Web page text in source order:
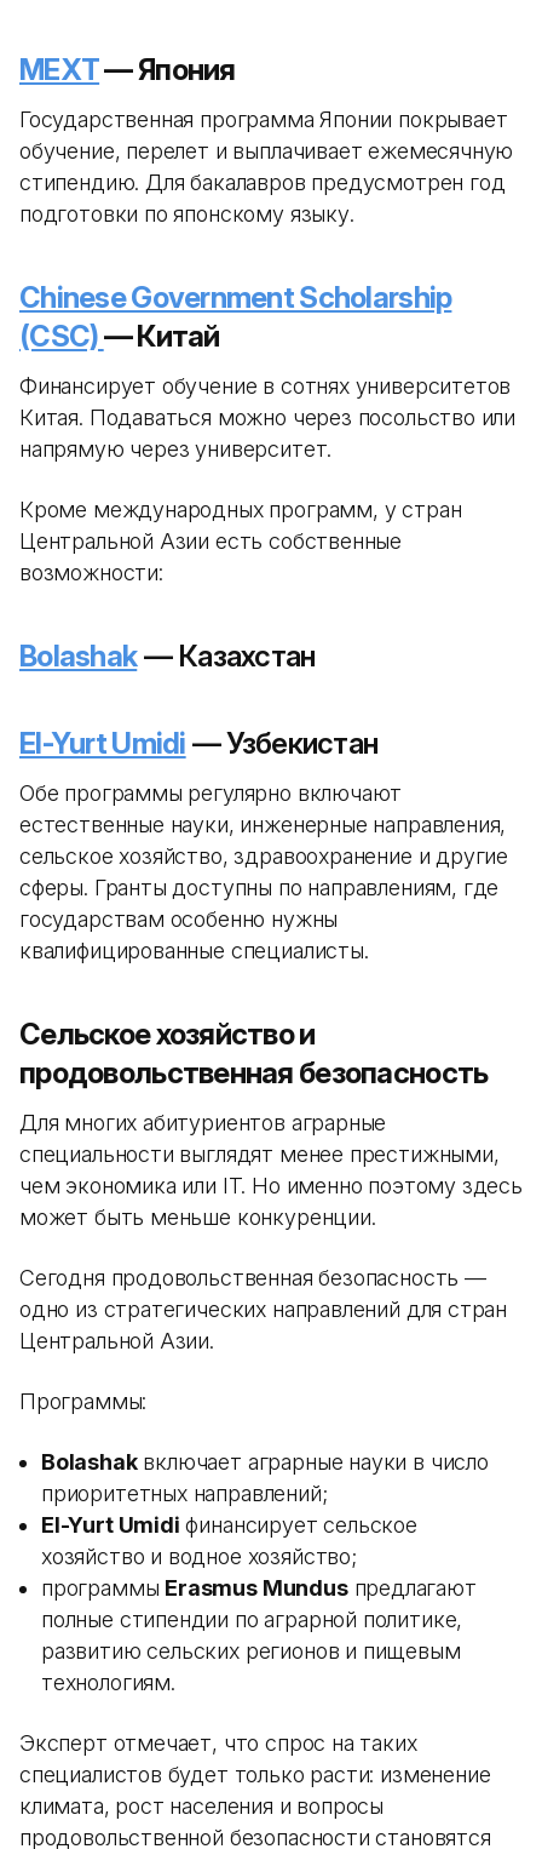
MEXT— Япония
Государственная программа Японии покрывает
обучение, перелет и выплачивает ежемесячную
стипендию. Для бакалавров предусмотрен год
подготовки по японскому языку.
Chinese Government Scholarship
(CSC)— Китай
Финансирует обучение в сотнях университетов
Китая. Подаваться можно через посольство или
напрямую через университет.
Кроме международных программ, у стран
Центральной Азии есть собственные
возможности:
Bolashak— Казахстан
El-Yurt Umidi — Узбекистан
Обе программы регулярно включают
естественные науки, инженерные направления,
сельское хозяйство, здравоохранение и другие
сферы. Гранты доступны по направлениям, где
государствам особенно нужны
квалифицированные специалисты.
Сельское хозяйство и
продовольственная безопасность
Для многих абитуриентов аграрные
специальности выглядят менее престижными,
чем экономика или IT. Но именно поэтому здесь
может быть меньше конкуренции.
Сегодня продовольственная безопасность —
одно из стратегических направлений для стран
Центральной Азии.
Программы:
Bolashakвключает аграрные науки в число
приоритетных направлений;
El-Yurt Umidi финансирует сельское
хозяйство и водное хозяйство;
программы Erasmus Mundusпредлагают
полные стипендии по аграрной политике,
развитию сельских регионов и пищевым
технологиям.
Эксперт отмечает, что спрос на таких
специалистов будет только расти: изменение
климата, рост населения и вопросы
продовольственной безопасности становятся